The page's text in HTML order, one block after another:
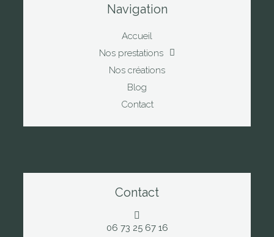
Navigation
Accueil
Nos prestations
Nos créations
Blog
Contact
Contact
06 73 25 67 16